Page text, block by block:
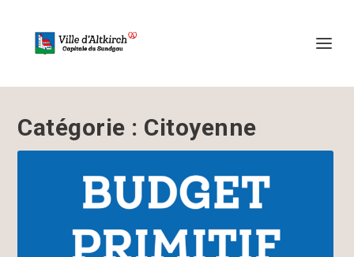
Catégorie : Citoyenne